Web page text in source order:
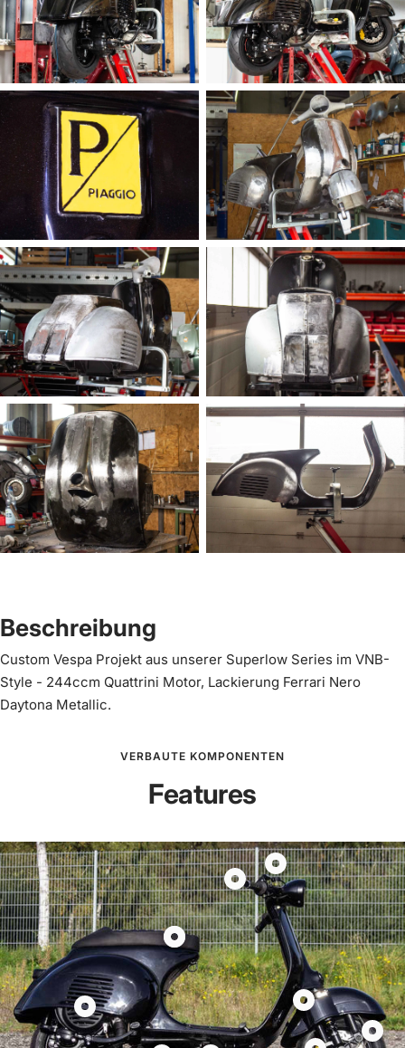
Beschreibung
Custom Vespa Projekt aus unserer Superlow Series im VNB-
Style - 244ccm Quattrini Motor, Lackierung Ferrari Nero
Daytona Metallic.
VERBAUTE KOMPONENTEN
Features
Produkt
Motor
Produkt
Sitzbanktank
Largeframe
Standard
anzeigen
Produkt
Kurzhub
Gasgriff
Scooter
&
Service
90°
Produkt
Lenkerumbau
Motogadget
Motoscope
Pro
anzeigen
Produkt
Adapter
Produkt
Sitzbanktank
Vespa
Largeframe
anzeigen